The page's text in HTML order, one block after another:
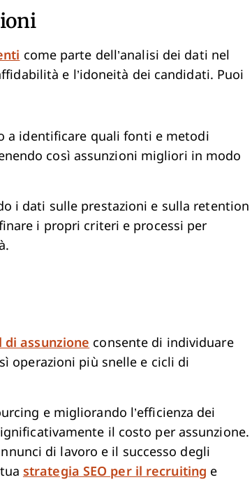
come parte dell’analisi dei dati nel
e l’idoneità dei candidati. Puoi
a identificare quali fonti e metodi
così assunzioni migliori in modo
i dati sulle prestazioni e sulla retention
i propri criteri e processi per
di assunzione consente di individuare
operazioni più snelle e cicli di
e migliorando l’efficienza dei
il costo per assunzione.
di lavoro e il successo degli
strategia SEO per il recruiting e